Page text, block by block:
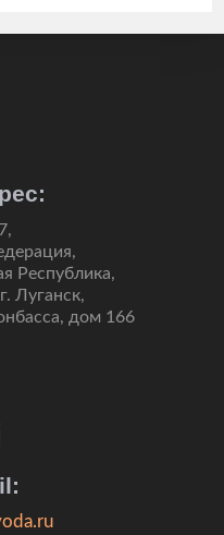
Республика,
Луганск,
дом 166